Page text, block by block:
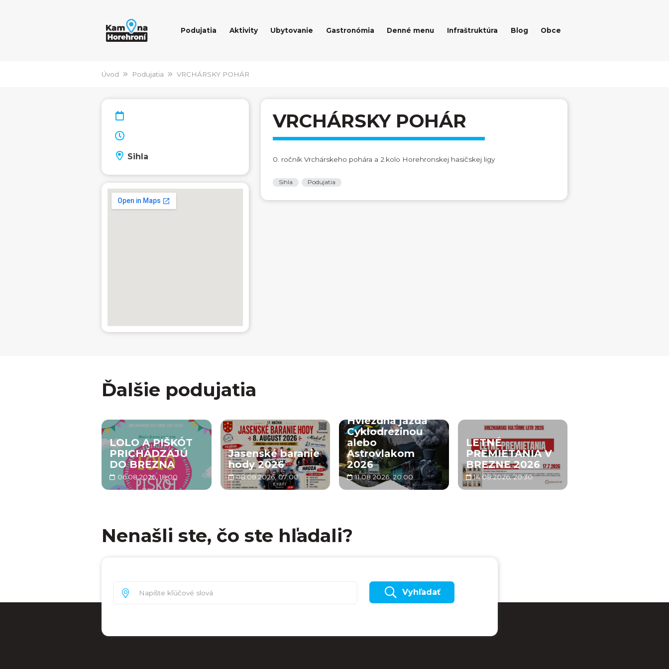
Podujatia Aktivity Ubytovanie Gastronómia Denné menu Infraštruktúra Blog Obce
Úvod Podujatia VRCHÁRSKY POHÁR
Sihla
VRCHÁRSKY POHÁR
0. ročník Vrchárskeho pohára a 2.kolo Horehronskej hasičskej ligy
Sihla Podujatia
Ďalšie podujatia
LOLO A PIŠKÓT
PRICHÁDZAJÚ
DO BREZNA
06.08.2026, 18:00
Jasenské baranie
hody 2026
08.08.2026, 07:00
Hviezdna jazda
Cyklodrezinou
alebo
Astrovlakom
2026
11.08.2026, 20:00
LETNÉ
PREMIETANIA V
BREZNE 2026
14.08.2026, 20:30
Nenašli ste, čo ste hľadali?
Vyhľadať